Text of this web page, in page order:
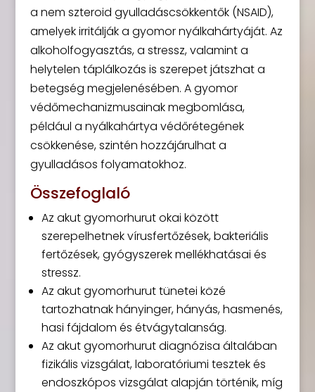
a nem szteroid gyulladáscsökkentők (NSAID),
amelyek irritálják a gyomor nyálkahártyáját. Az
alkoholfogyasztás, a stressz, valamint a
helytelen táplálkozás is szerepet játszhat a
betegség megjelenésében. A gyomor
védőmechanizmusainak megbomlása,
például a nyálkahártya védőrétegének
csökkenése, szintén hozzájárulhat a
gyulladásos folyamatokhoz.
Összefoglaló
Az akut gyomorhurut okai között
szerepelhetnek vírusfertőzések, bakteriális
fertőzések, gyógyszerek mellékhatásai és
stressz.
Az akut gyomorhurut tünetei közé
tartozhatnak hányinger, hányás, hasmenés,
hasi fájdalom és étvágytalanság.
Az akut gyomorhurut diagnózisa általában
fizikális vizsgálat, laboratóriumi tesztek és
endoszkópos vizsgálat alapján történik, míg